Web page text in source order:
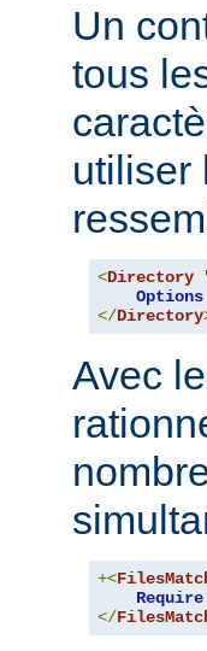
Un
tous
utiliser
<Directory
Options
</Directory
Avec
+<
Require
</